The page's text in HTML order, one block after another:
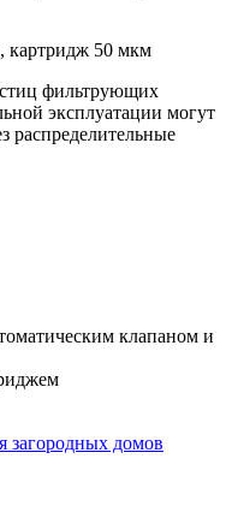
картридж 50 мкм
фильтрующих
эксплуатации могут
распределительные
клапаном и
загородных домов